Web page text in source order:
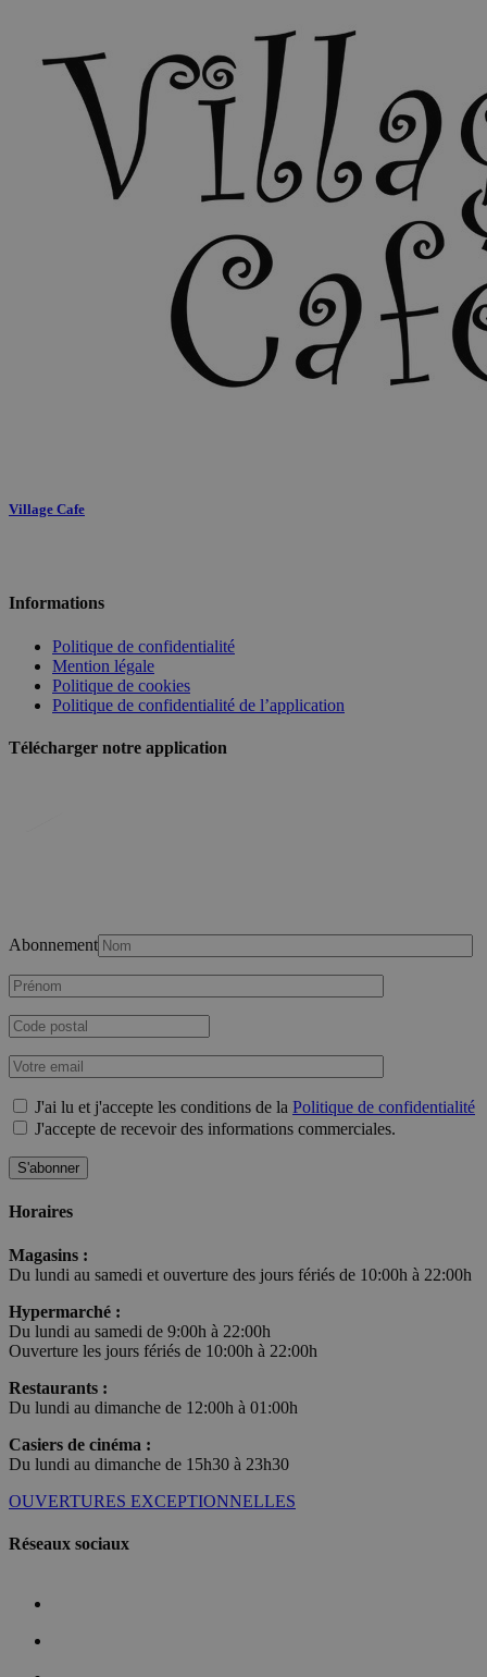
Village Cafe
Informations
Politique de confidentialité
Mention légale
Politique de cookies
Politique de confidentialité de l’application
Télécharger notre application
Abonnement
J'ai lu et j'accepte les conditions de la Politique de confidentialité
J'accepte de recevoir des informations commerciales.
Horaires
Magasins :
Du lundi au samedi et ouverture des jours fériés de 10:00h à 22:00h
Hypermarché :
Du lundi au samedi de 9:00h à 22:00h
Ouverture les jours fériés de 10:00h à 22:00h
Restaurants :
Du lundi au dimanche de 12:00h à 01:00h
Casiers de cinéma :
Du lundi au dimanche de 15h30 à 23h30
OUVERTURES EXCEPTIONNELLES
Réseaux sociaux